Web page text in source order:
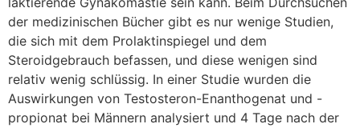
der medizinischen Bücher gibt es nur wenige Studien,
die sich mit dem Prolaktinspiegel und dem
Steroidgebrauch befassen, und diese wenigen sind
relativ wenig schlüssig. In einer Studie wurden die
Auswirkungen von Testosteron-Enanthogenat und -
propionat bei Männern analysiert und 4 Tage nach der